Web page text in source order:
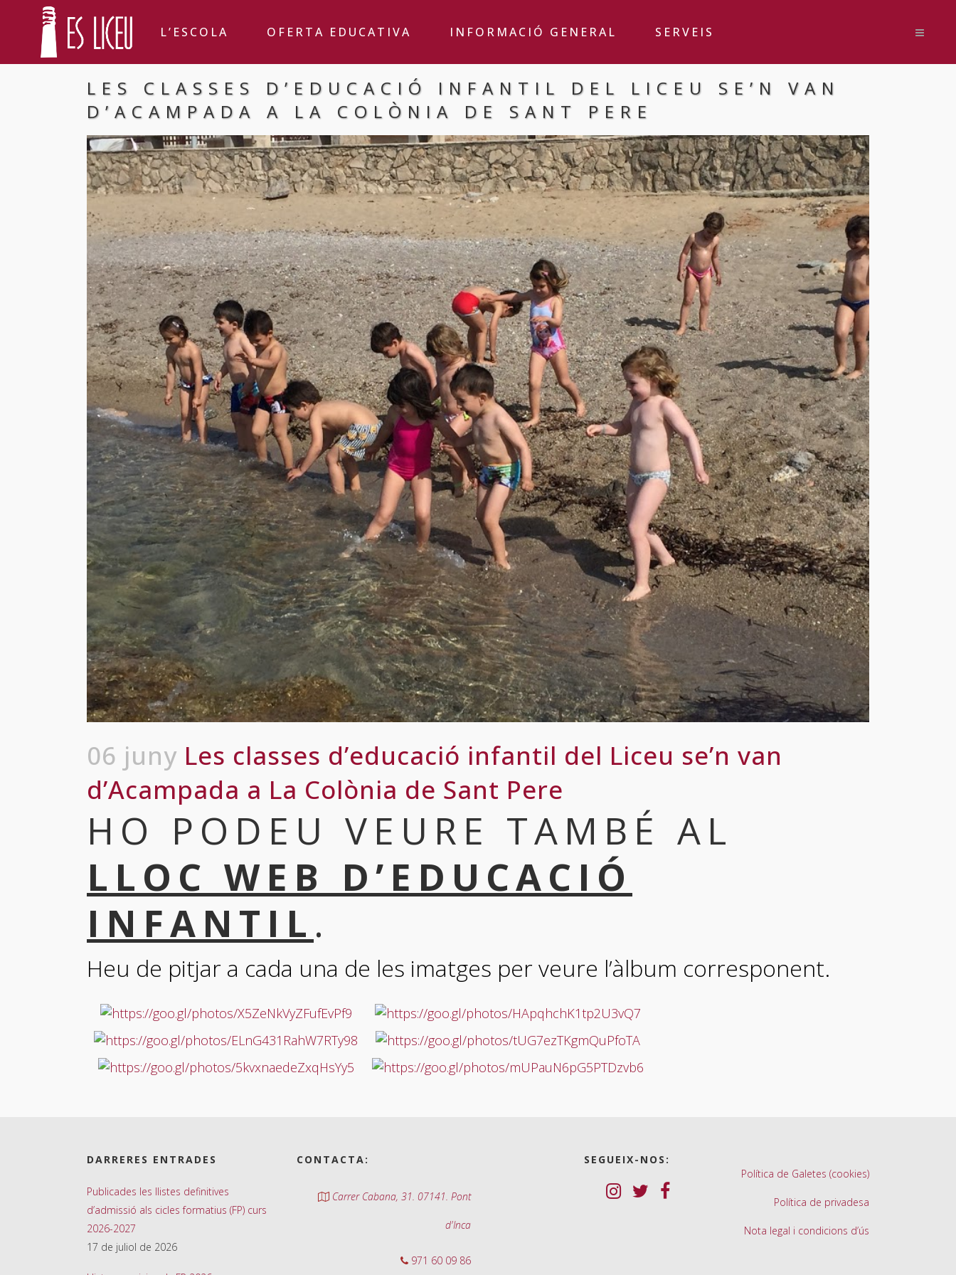
L’ESCOLA OFERTA EDUCATIVA INFORMACIÓ GENERAL SERVEIS
LES CLASSES D’EDUCACIÓ INFANTIL DEL LICEU SE’N VAN
D’ACAMPADA A LA COLÒNIA DE SANT PERE
06 juny Les classes d’educació infantil del Liceu se’n van
d’Acampada a La Colònia de Sant Pere
HO PODEU VEURE TAMBÉ AL
LLOC WEB D’EDUCACIÓ
INFANTIL .
Heu de pitjar a cada una de les imatges per veure l’àlbum corresponent.
DARRERES ENTRADES
Publicades les llistes definitives
d’admissió als cicles formatius (FP) curs
2026-2027
17 de juliol de 2026
CONTACTA:
Carrer Cabana, 31. 07141. Pont
d'Inca
971 60 09 86
SEGUEIX-NOS:
Política de Galetes (cookies)
Política de privadesa
Nota legal i condicions d’ús